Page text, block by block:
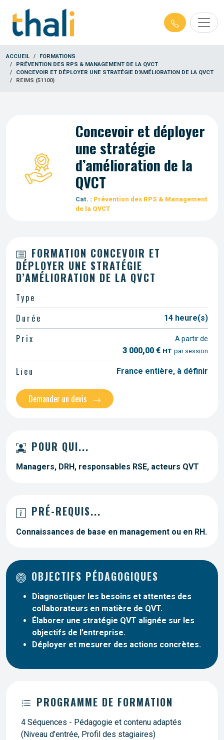
ACCUEIL
FORMATIONS
PRÉVENTION DES RPS & MANAGEMENT DE LA QVCT
CONCEVOIR ET DÉPLOYER UNE STRATÉGIE D’AMÉLIORATION DE LA QVCT
REIMS (51100)
Concevoir et déployer
une stratégie
d’amélioration de la
QVCT
Cat. : Prévention des RPS & Management
de la QVCT
POUR QUI...
Managers, DRH, responsables RSE, acteurs QVT
PRÉ-REQUIS...
Connaissances de base en management ou en RH.
OBJECTIFS PÉDAGOGIQUES
Diagnostiquer les besoins et attentes des
collaborateurs en matière de QVT.
Élaborer une stratégie QVT alignée sur les
objectifs de l’entreprise.
Déployer et mesurer des actions concrètes.
PROGRAMME DE FORMATION
4 Séquences - Pédagogie et contenu adaptés
(Niveau d’entrée, Profil des stagiaires)
FORMATION CONCEVOIR ET
DÉPLOYER UNE STRATÉGIE
D’AMÉLIORATION DE LA QVCT
Type
Durée
14 heure(s)
Prix A partir de
3 000,00 € HT par session
Lieu France entière, à définir
Demander un devis